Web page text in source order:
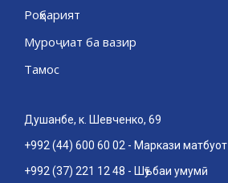
Роҳбарият
Муроҷиат ба вазир
Тамос
Душанбе, к. Шевченко, 69
+992 (44) 600 60 02 - Маркази матбуот
+992 (37) 221 12 48 - Шӯъбаи умумӣ